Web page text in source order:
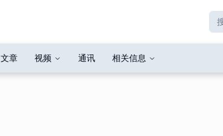
文章 视频 通讯 相关信息